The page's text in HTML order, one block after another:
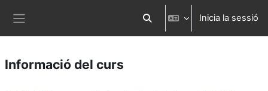
Commuta l'entrada de la cerca
Inicia la sessió
Informació del curs